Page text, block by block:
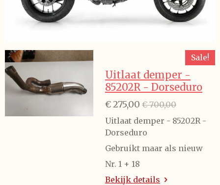
Sale!
Uitlaat demper -
85202R - Dorseduro
€ 275,00 € 700,00
Uitlaat demper - 85202R -
Dorseduro
Gebruikt maar als nieuw
Nr. 1 + 18
Bekijk details